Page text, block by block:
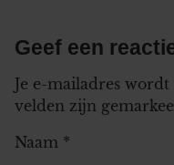
Geef een
Je e-mailadres
velden zijn
Naam *